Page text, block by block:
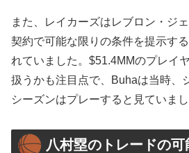
また、レイカーズはレブロン・ジ
契約で可能な限りの条件を提示す
れていました。$51.4MMのプレイ
扱うかも注目点で、Buhaは当時、
シーズンはプレーすると見ていまし
八村塁のトレードの可